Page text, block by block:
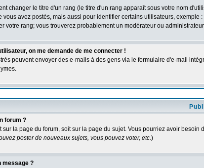
changer le titre d'un rang (le titre d'un rang apparaît sous votre nom
avez postés, mais aussi pour identifier certains utilisateurs,
votre rang; vous trouverez probablement un modérateur ou
on me demande de me connecter !
peuvent envoyer des e-mails à des gens via le formulaire d'e-mail
forum ?
la page du forum, soit sur la page du sujet. Vous pourriez avoir
poster de nouveaux sujets, vous pouvez voter, etc.)
message ?